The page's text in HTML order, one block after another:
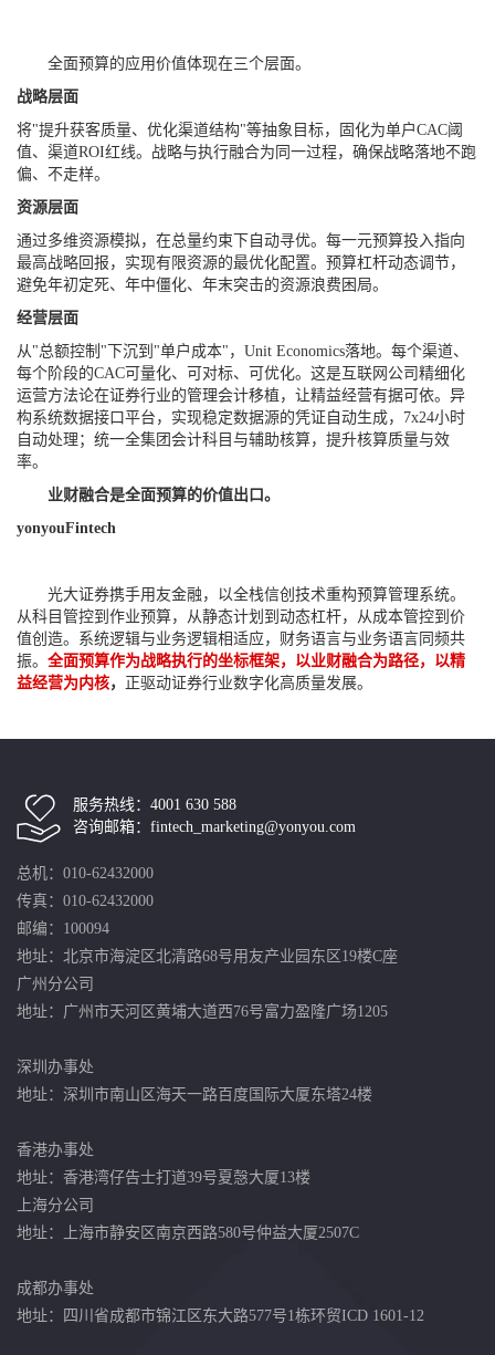
全面预算的应用价值体现在三个层面。
战略层面
将"提升获客质量、优化渠道结构"等抽象目标，固化为单户CAC阈
值、渠道ROI红线。战略与执行融合为同一过程，确保战略落地不跑
偏、不走样。
资源层面
通过多维资源模拟，在总量约束下自动寻优。每一元预算投入指向
最高战略回报，实现有限资源的最优化配置。预算杠杆动态调节，
避免年初定死、年中僵化、年末突击的资源浪费困局。
经营层面
从"总额控制"下沉到"单户成本"， Unit Economics落地。每个渠道、
每个阶段的CAC可量化、可对标、可优化。这是互联网公司精细化
运营方法论在证券行业的管理会计移植，让精益经营有据可依。异
构系统数据接口平台，实现稳定数据源的凭证自动生成，7x24小时
自动处理；统一全集团会计科目与辅助核算，提升核算质量与效
率。
业财融合是全面预算的价值出口。
yonyouFintech
光大证券携手用友金融，以全栈信创技术重构预算管理系统。
从科目管控到 作业预算，从静态计划到动态杠杆，从成本管控到价
值创造。系统逻辑与业务逻辑相适应，财务语言与业务语言同频共
振。 全面预算作为战略执行的坐标框架，以业财融合为路径，以精
益经营为内核， 正驱动证券行业数字化高质量发展。
服务热线：4001 630 588
咨询邮箱：fintech_marketing@yonyou.com
总机：010-62432000
传真：010-62432000
邮编：100094
地址：北京市海淀区北清路68号用友产业园东区19楼C座
广州分公司
地址：广州市天河区黄埔大道西76号富力盈隆广场1205
深圳办事处
地址：深圳市南山区海天一路百度国际大厦东塔24楼
香港办事处
地址：香港湾仔告士打道39号夏愨大厦13楼
上海分公司
地址：上海市静安区南京西路580号仲益大厦2507C
成都办事处
地址：四川省成都市锦江区东大路577号1栋环贸ICD 1601-12